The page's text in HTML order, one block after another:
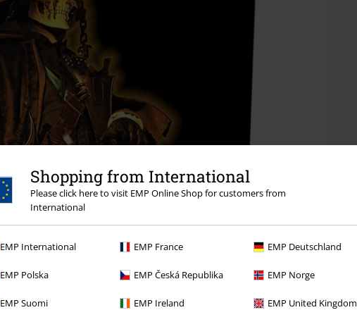
Shopping from International
Please click here to visit EMP Online Shop for customers from
International
EMP International EMP France EMP Deutschland
EMP Polska EMP Česká Republika EMP Norge
EMP Suomi EMP Ireland EMP United Kingdom